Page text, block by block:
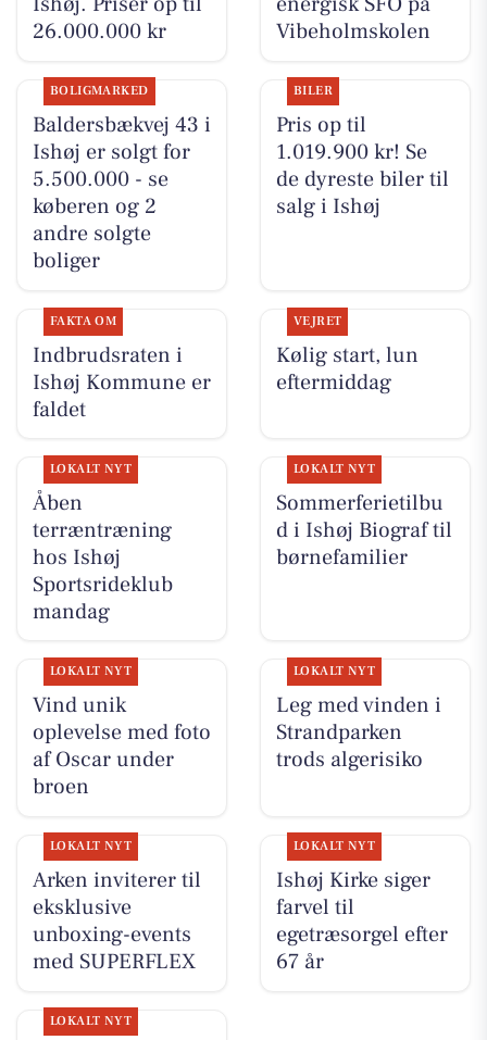
26.000.000 kr
Vibeholmskolen
BOLIGMARKED
Baldersbækvej 43 i
Ishøj er solgt for
5.500.000 - se
køberen og 2
andre solgte
boliger
BILER
Pris op til
1.019.900 kr! Se
de dyreste biler til
salg i Ishøj
FAKTA OM
Indbrudsraten i
Ishøj Kommune er
faldet
VEJRET
Kølig start, lun
eftermiddag
LOKALT NYT
Åben
terræntræning
hos Ishøj
Sportsrideklub
mandag
LOKALT NYT
Sommerferietilbu
d i Ishøj Biograf til
børnefamilier
LOKALT NYT
Vind unik
oplevelse med foto
af Oscar under
broen
LOKALT NYT
Leg med vinden i
Strandparken
trods algerisiko
LOKALT NYT
Arken inviterer til
eksklusive
unboxing-events
med SUPERFLEX
LOKALT NYT
Ishøj Kirke siger
farvel til
egetræsorgel efter
67 år
LOKALT NYT